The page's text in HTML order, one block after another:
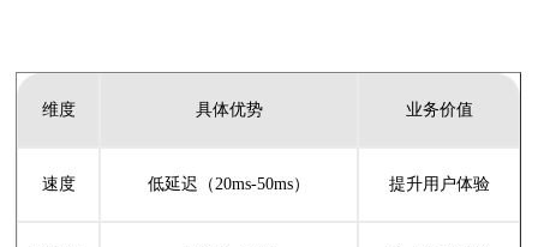
维度 具体优势 业务价值
速度 低延迟（20ms-50ms） 提升用户体验